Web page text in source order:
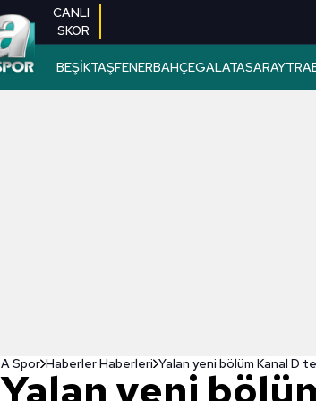
CANLI
SKOR
BEŞİKTAŞFENERBAHÇEGALATASARAY
A Spor Haberler Haberleri Yalan yeni bölüm Kanal D
Yalan yeni